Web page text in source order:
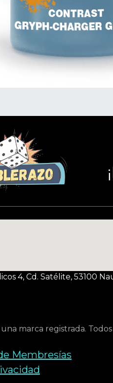
4, Cd. Satélite, 53100
una marca registrada.
Membresías